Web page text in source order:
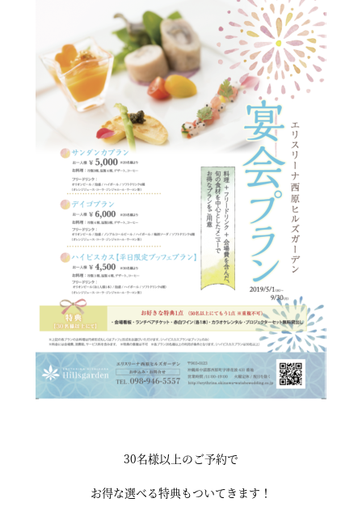
30名様以上のご予約で
お得な選べる特典もついてきます！